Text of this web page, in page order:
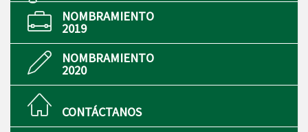
NOMBRAMIENTO
2019
NOMBRAMIENTO
2020
CONTÁCTANOS